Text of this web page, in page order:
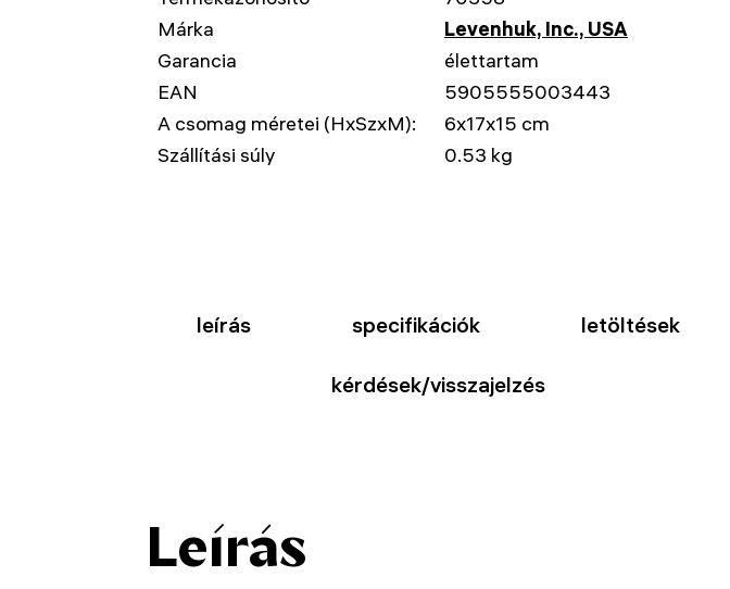
Márka
Levenhuk, Inc., USA
Garancia
élettartam
EAN
5905555003443
A csomag méretei (HxSzxM):
6x17x15 cm
Szállítási súly
0.53 kg
leírás specifikációk letöltések
kérdések/visszajelzés
Leírás